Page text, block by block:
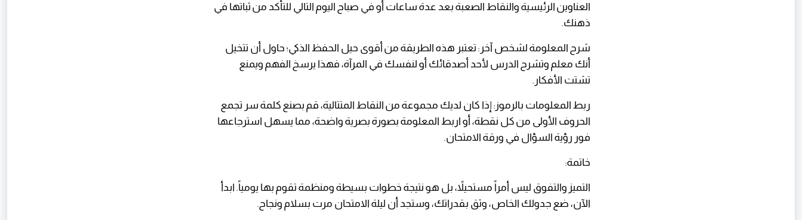
العناوين الرئيسية والنقاط الصعبة بعد عدة ساعات أو في صباح اليوم التالي للتأكد من ثباتها في
ذهنك.
شرح المعلومة لشخص آخر: تعتبر هذه الطريقة من أقوى حيل الحفظ الذكي؛ حاول أن تتخيل
أنك معلم وتشرح الدرس لأحد أصدقائك أو لنفسك في المرآة، فهذا يرسخ الفهم ويمنع
تشتت الأفكار.
ربط المعلومات بالرموز: إذا كان لديك مجموعة من النقاط المتتالية، قم بصنع كلمة سر تجمع
الحروف الأولى من كل نقطة، أو اربط المعلومة بصورة بصرية واضحة، مما يسهل استرجاعها
فور رؤية السؤال في ورقة الامتحان.
خاتمة:
التميز والتفوق ليس أمراً مستحيلاً، بل هو نتيجة خطوات بسيطة ومنظمة تقوم بها يومياً. ابدأ
الآن، ضع جدولك الخاص، وثق بقدراتك، وستجد أن ليلة الامتحان مرت بسلام ونجاح.